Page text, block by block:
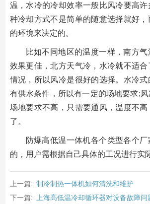
温，水冷的冷却效率一般比风冷要高
种冷却方式不是简单的随意选择就好，
的环境来决定的。
比如不同地区的温度一样，南方
效果更佳，北方天气冷，水冷就不适
情况，所以风冷是很好的选择。水冷
有供水条件，所以有一定的场地要求;
场地要求不高，只需要通风，温度不高
了。
防爆高低温一体机各个类型各个厂
的，用户需根据自己具体的工况进行实
上一篇: 制冷制热一体机如何清洗和维护
下一篇:
上海高低温冷却循环器对设备故障